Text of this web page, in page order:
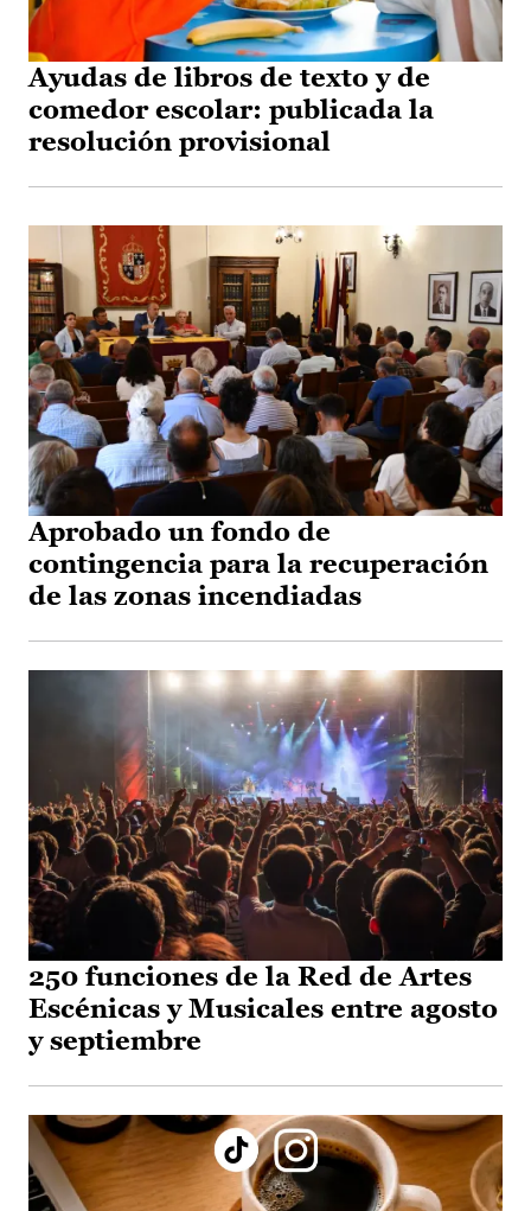
Ayudas de libros de texto y de
comedor escolar: publicada la
resolución provisional
Aprobado un fondo de
contingencia para la recuperación
de las zonas incendiadas
250 funciones de la Red de Artes
Escénicas y Musicales entre agosto
y septiembre